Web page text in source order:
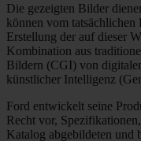
Die gezeigten Bilder
können vom
Erstellung der auf dieser
Kombination aus
Bildern (CGI) von
künstlicher Intelligenz
Ford entwickelt seine
Recht vor,
Katalog abgebildeten und